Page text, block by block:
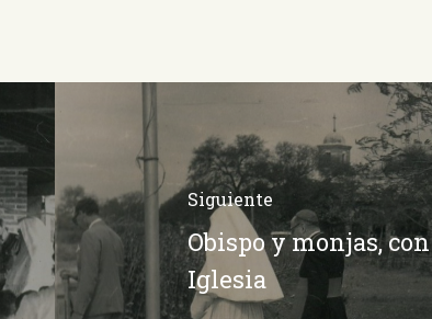
Siguiente
Obispo y monjas,
Iglesia